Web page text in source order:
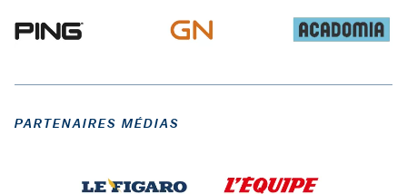
PARTENAIRES MÉDIAS